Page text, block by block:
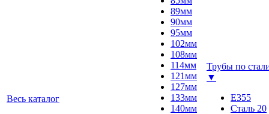
Весь каталог
89мм
90мм
95мм
102мм
108мм
114мм
121мм
127мм
133мм
140мм
Трубы по
▼
E355
Сталь 20